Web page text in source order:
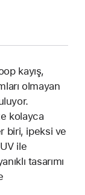
kayış,
olmayan
kolayca
biri, ipeksi ve
ile
tasarımı